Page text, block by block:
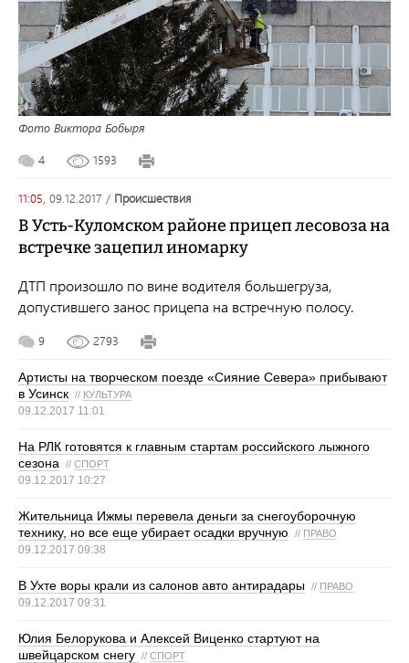
Фото Виктора Бобыря
4 1593
11:05, 09.12.2017 / происшествия
В Усть-Куломском районе прицеп лесовоза на
встречке зацепил иномарку
ДТП произошло по вине водителя большегруза,
допустившего занос прицепа на встречную полосу.
9 2793
Артисты на творческом поезде «Сияние Севера» прибывают
в Усинск // КУЛЬТУРА
09.12.2017 11:01
На РЛК готовятся к главным стартам российского лыжного
сезона
// СПОРТ
09.12.2017 10:27
Жительница Ижмы перевела деньги за снегоуборочную
технику, но все еще убирает осадки вручную
// ПРАВО
09.12.2017 09:38
В Ухте воры крали из салонов авто антирадары // ПРАВО
09.12.2017 09:31
Юлия Белорукова и Алексей Виценко стартуют на
швейцарском снегу // СПОРТ